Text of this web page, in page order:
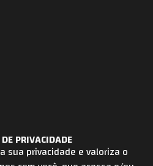
PRIVACIDADE
sua privacidade e valoriza o